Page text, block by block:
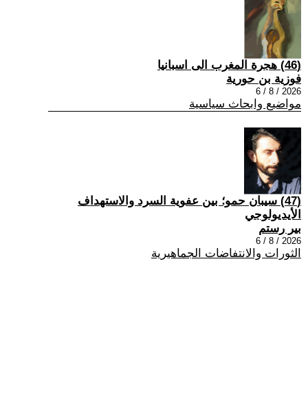
(46) هجرة المغرب الى اسبانيا
فوزية بن حورية
2026 / 8 / 6
مواضيع وابحاث سياسية
(47) سيبان حمو؛ بين عفوية السرد والاستهداف
الأيديولوجي
بير رستم
2026 / 8 / 6
الثورات والانتفاضات الجماهيرية